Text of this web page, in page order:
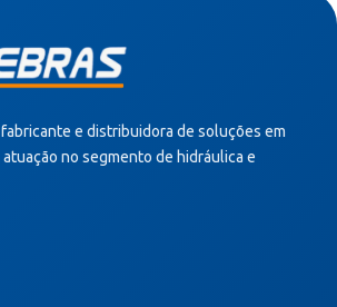
e distribuidora de soluções em
no segmento de hidráulica e